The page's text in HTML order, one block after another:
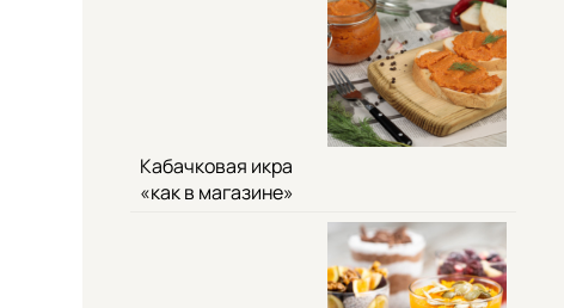
Кабачковая икра
«как в магазине»